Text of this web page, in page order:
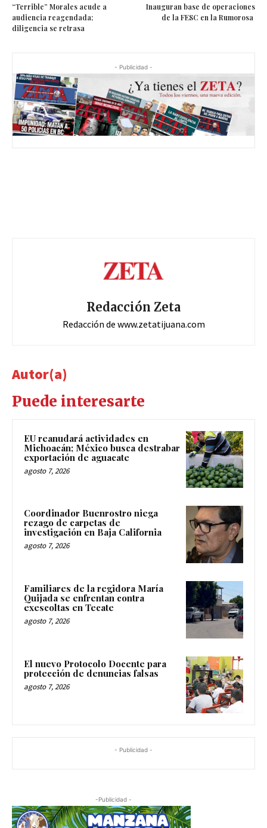
“Terrible” Morales acude a
audiencia reagendada;
diligencia se retrasa
Inauguran base de operaciones
de la FESC en la Rumorosa
- Publicidad -
Redacción Zeta
Redacción de www.zetatijuana.com
Autor(a)
Puede interesarte
EU reanudará actividades en
Michoacán; México busca destrabar
exportación de aguacate
agosto 7, 2026
Coordinador Buenrostro niega
rezago de carpetas de
investigación en Baja California
agosto 7, 2026
Familiares de la regidora María
Quijada se enfrentan contra
exescoltas en Tecate
agosto 7, 2026
El nuevo Protocolo Docente para
protección de denuncias falsas
agosto 7, 2026
- Publicidad -
-Publicidad -